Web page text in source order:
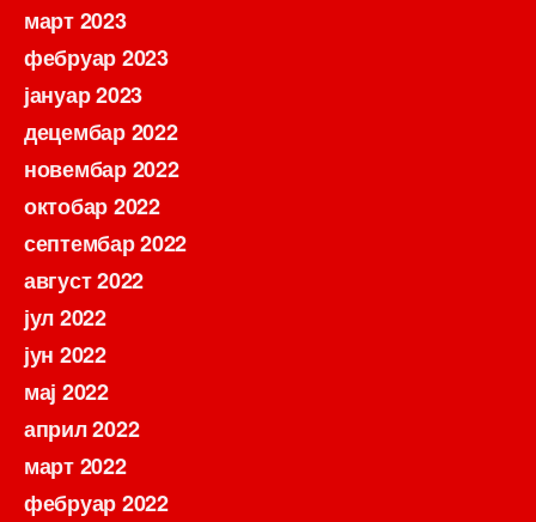
март 2023
фебруар 2023
јануар 2023
децембар 2022
новембар 2022
октобар 2022
септембар 2022
август 2022
јул 2022
јун 2022
мај 2022
април 2022
март 2022
фебруар 2022